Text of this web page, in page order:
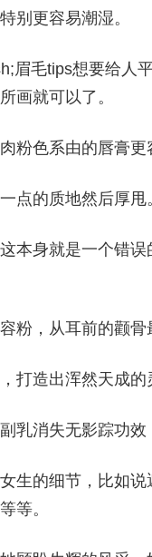
别更容易潮湿。
眉毛tips想要给人
画就可以了。
粉色系由的唇膏更
点的质地然后厚甩
本身就是一个错
粉，从耳前的颧骨
打造出浑然天成的
乳消失无影踪功
生的细节，比如
等。